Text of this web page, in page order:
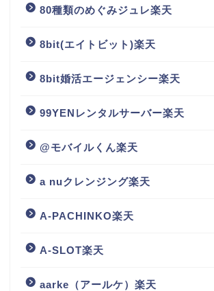
80種類のめぐみジュレ楽天
8bit(エイトビット)楽天
8bit婚活エージェンシー楽天
99YENレンタルサーバー楽天
@モバイルくん楽天
a nuクレンジング楽天
A-PACHINKO楽天
A-SLOT楽天
aarke（アールケ）楽天